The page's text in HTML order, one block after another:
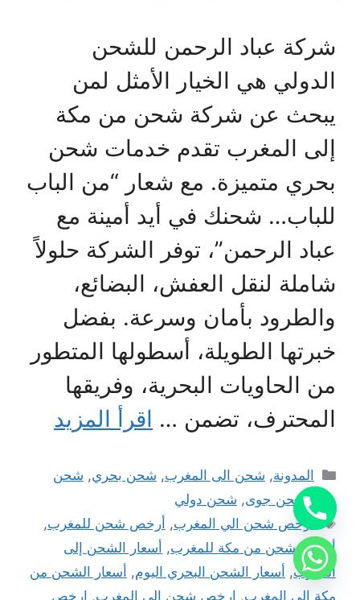
شركة عباد الرحمن للشحن
الدولي هي الخيار الأمثل لمن
يبحث عن شركة شحن من مكة
إلى المغرب تقدم خدمات شحن
بحري متميزة. مع شعار “من الباب
للباب… شحنك في أيد أمينة مع
عباد الرحمن”، توفر الشركة حلولاً
شاملة لنقل العفش، البضائع،
والطرود بأمان وسرعة. بفضل
خبرتها الطويلة، أسطولها المتطور
من الحاويات البحرية، وفريقها
المحترف، تضمن … اقرأ المزيد
التصنيفات
المدونة, شحن الى المغرب, شحن بحري, شحن
بري
,شحن جوى, شحن دولي
الوسوم
أرخص شحن الي المغرب, أرخص شحن للمغرب,
أرخص شحن من مكة للمغرب, أسعار الشحن إلى
المغرب, أسعار الشحن البحري اليوم, أسعار الشحن من
مكة الى المغرب, ارخص شحن الى المغرب, ارخص